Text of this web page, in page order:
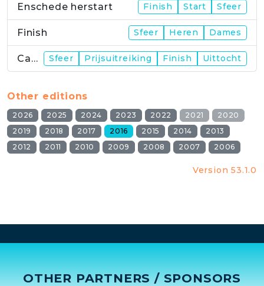
Enschede herstart Finish Start Sfeer
Finish Sfeer Heren Dames
Campus Sfeer Prijsuitreiking Finish Uittocht
Other editions
2026 2025 2024 2023 2022 2021
2020
2019
2018 2017 2016 2015 2014
2013
2012
2011 2010 2009 2008 2007 2006
Version 53.1.0
OTHER PARTNERS / SPONSORS